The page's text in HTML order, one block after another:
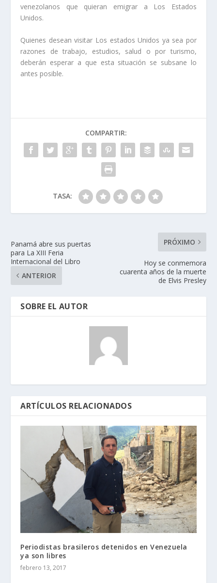
venezolanos que quieran emigrar a Los Estados
Unidos.
Quienes desean visitar Los estados Unidos ya sea por
razones de trabajo, estudios, salud o por turismo,
deberán esperar a que esta situación se subsane lo
antes posible.
COMPARTIR:
TASA:
Panamá abre sus puertas
para La XIII Feria
Internacional del Libro
ANTERIOR
PRÓXIMO
Hoy se conmemora
cuarenta años de la muerte
de Elvis Presley
SOBRE EL AUTOR
ARTÍCULOS RELACIONADOS
Periodistas brasileros detenidos en Venezuela
ya son libres
febrero 13, 2017